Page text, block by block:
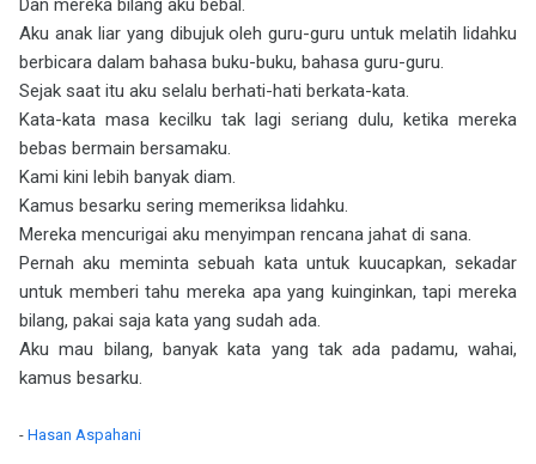
Dan mereka bilang aku bebal.
Aku anak liar yang dibujuk oleh guru-guru untuk melatih lidahku
berbicara dalam bahasa buku-buku, bahasa guru-guru.
Sejak saat itu aku selalu berhati-hati berkata-kata.
Kata-kata masa kecilku tak lagi seriang dulu, ketika mereka
bebas bermain bersamaku.
Kami kini lebih banyak diam.
Kamus besarku sering memeriksa lidahku.
Mereka mencurigai aku menyimpan rencana jahat di sana.
Pernah aku meminta sebuah kata untuk kuucapkan, sekadar
untuk memberi tahu mereka apa yang kuinginkan, tapi mereka
bilang, pakai saja kata yang sudah ada.
Aku mau bilang, banyak kata yang tak ada padamu, wahai,
kamus besarku.
- Hasan Aspahani